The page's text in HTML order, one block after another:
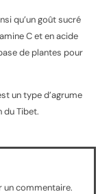
qu’un goût sucré
C et en acide
de plantes pour
un type d’agrume
du Tibet.
un commentaire.